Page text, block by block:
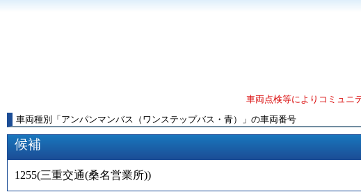
車両点検等によりコミュニ
車両種別
「 アンパンマンバス（ワンステップバス・青） 」 の車両番号
候補
1255(三重交通(桑名営業所))